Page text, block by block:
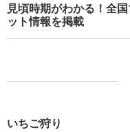
見頃時期がわかる！全
ット情報を掲載
いちご狩り